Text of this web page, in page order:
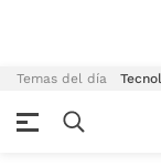
Temas del día